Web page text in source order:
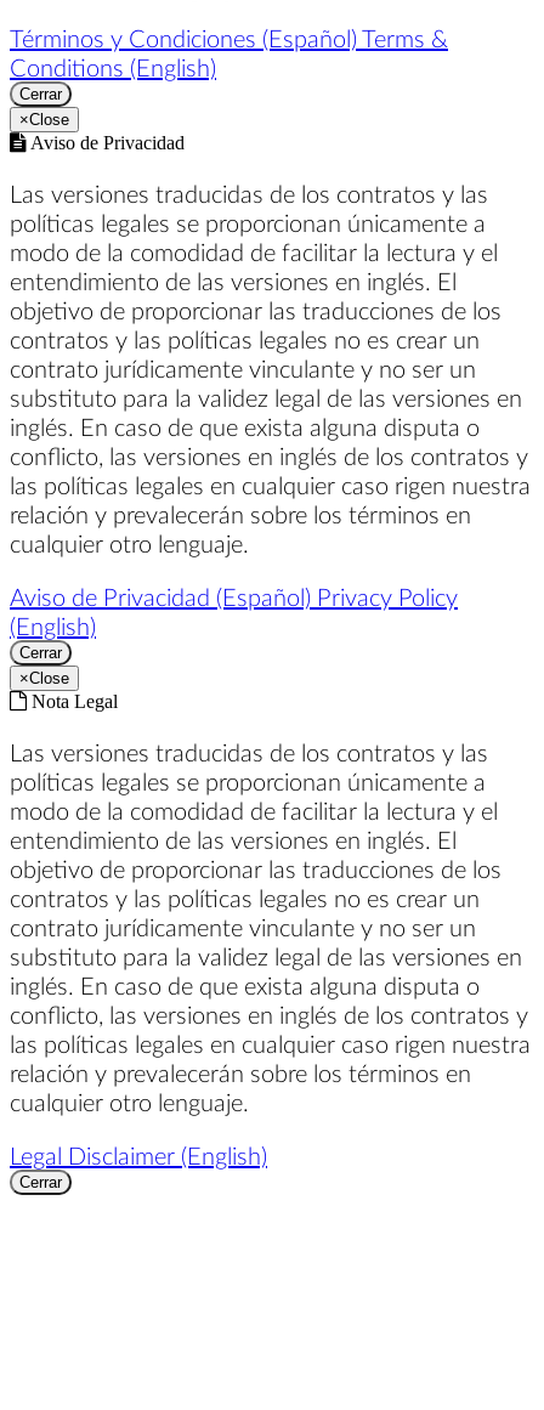
Términos y Condiciones (Español) Terms &
Conditions (English)
Cerrar
×Close
Aviso de Privacidad
Las versiones traducidas de los contratos y las
políticas legales se proporcionan únicamente a
modo de la comodidad de facilitar la lectura y el
entendimiento de las versiones en inglés. El
objetivo de proporcionar las traducciones de los
contratos y las políticas legales no es crear un
contrato jurídicamente vinculante y no ser un
substituto para la validez legal de las versiones en
inglés. En caso de que exista alguna disputa o
conflicto, las versiones en inglés de los contratos y
las políticas legales en cualquier caso rigen nuestra
relación y prevalecerán sobre los términos en
cualquier otro lenguaje.
Aviso de Privacidad (Español) Privacy Policy
(English)
Cerrar
×Close
Nota Legal
Las versiones traducidas de los contratos y las
políticas legales se proporcionan únicamente a
modo de la comodidad de facilitar la lectura y el
entendimiento de las versiones en inglés. El
objetivo de proporcionar las traducciones de los
contratos y las políticas legales no es crear un
contrato jurídicamente vinculante y no ser un
substituto para la validez legal de las versiones en
inglés. En caso de que exista alguna disputa o
conflicto, las versiones en inglés de los contratos y
las políticas legales en cualquier caso rigen nuestra
relación y prevalecerán sobre los términos en
cualquier otro lenguaje.
Legal Disclaimer (English)
Cerrar